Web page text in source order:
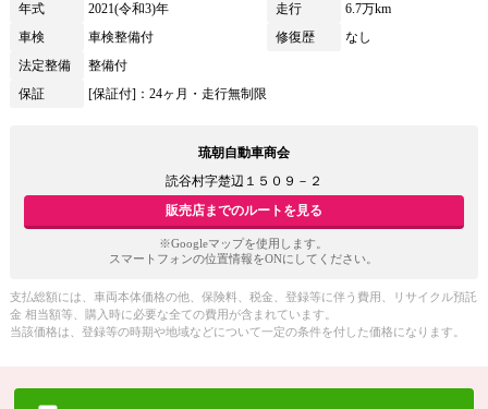
年式 2021(令和3)年 走行
6.7万km
車検
車検整備付 修復歴
なし
法定整備
整備付
保証
[保証付]：24ヶ月・走行無制限
琉朝自動車商会
読谷村字楚辺１５０９－２
販売店までのルートを見る
※Googleマップを使用します。
スマートフォンの位置情報をONにしてください。
支払総額には、車両本体価格の他、保険料、税金、登録等に伴う費用、リサイクル預託
金 相当額等、購入時に必要な全ての費用が含まれています。
当該価格は、登録等の時期や地域などについて一定の条件を付した価格になります。